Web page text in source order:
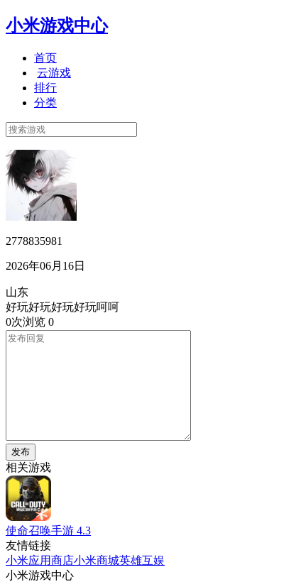
小米游戏中心
首页
云游戏
排行
分类
2778835981
2026年06月16日
山东
好玩好玩好玩好玩呵呵
0次浏览 0
发布
相关游戏
使命召唤手游 4.3
友情链接
小米应用商店小米商城英雄互娱
小米游戏中心